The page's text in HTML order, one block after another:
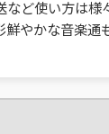
など使い方は様
鮮やかな音楽通